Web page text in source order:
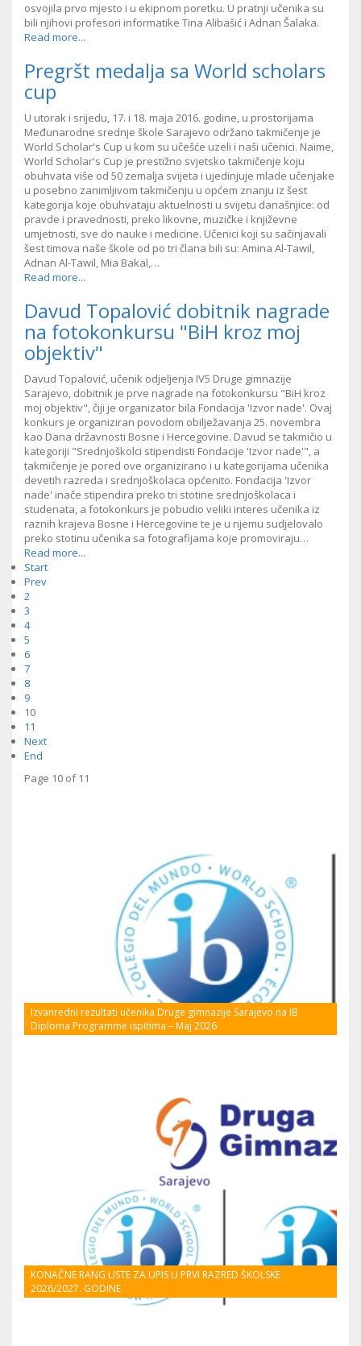
osvojila prvo mjesto i u ekipnom poretku. U pratnji učenika su
bili njihovi profesori informatike Tina Alibašić i Adnan Šalaka.
Read more...
Pregršt medalja sa World scholars
cup
U utorak i srijedu, 17. i 18. maja 2016. godine, u prostorijama
Međunarodne srednje škole Sarajevo održano takmičenje je
World Scholar's Cup u kom su učešće uzeli i naši učenici. Naime,
World Scholar's Cup je prestižno svjetsko takmičenje koju
obuhvata više od 50 zemalja svijeta i ujedinjuje mlade učenjake
u posebno zanimljivom takmičenju u općem znanju iz šest
kategorija koje obuhvataju aktuelnosti u svijetu današnjice: od
pravde i pravednosti, preko likovne, muzičke i književne
umjetnosti, sve do nauke i medicine. Učenici koji su sačinjavali
šest timova naše škole od po tri člana bili su: Amina Al-Tawil,
Adnan Al-Tawil, Mia Bakal,…
Read more...
Davud Topalović dobitnik nagrade
na fotokonkursu "BiH kroz moj
objektiv"
Davud Topalović, učenik odjeljenja IV5 Druge gimnazije
Sarajevo, dobitnik je prve nagrade na fotokonkursu "BiH kroz
moj objektiv", čiji je organizator bila Fondacija 'Izvor nade'. Ovaj
konkurs je organiziran povodom obilježavanja 25. novembra
kao Dana državnosti Bosne i Hercegovine. Davud se takmičio u
kategoriji "Srednjoškolci stipendisti Fondacije 'Izvor nade'", a
takmičenje je pored ove organizirano i u kategorijama učenika
devetih razreda i srednjoškolaca općenito. Fondacija 'Izvor
nade' inače stipendira preko tri stotine srednjoškolaca i
studenata, a fotokonkurs je pobudio veliki interes učenika iz
raznih krajeva Bosne i Hercegovine te je u njemu sudjelovalo
preko stotinu učenika sa fotografijama koje promoviraju…
Read more...
Start
Prev
2
3
4
5
6
7
8
9
10
11
Next
End
Page 10 of 11
Izvanredni rezultati učenika Druge gimnazije Sarajevo na IB
Diploma Programme ispitima – Maj 2026
KONAČNE RANG LISTE ZA UPIS U PRVI RAZRED ŠKOLSKE
2026/2027. GODINE